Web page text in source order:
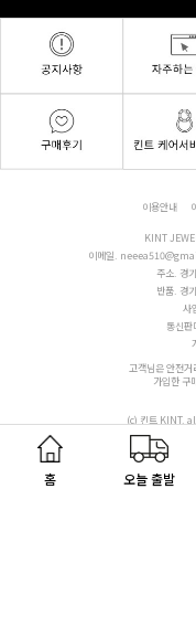
이용안내
KINT
이메일.
주소. 경
반품. 경
사
통신
고객님은 안전거
가입한 구
(c) 킨트 KINT.
홈 오늘 출발